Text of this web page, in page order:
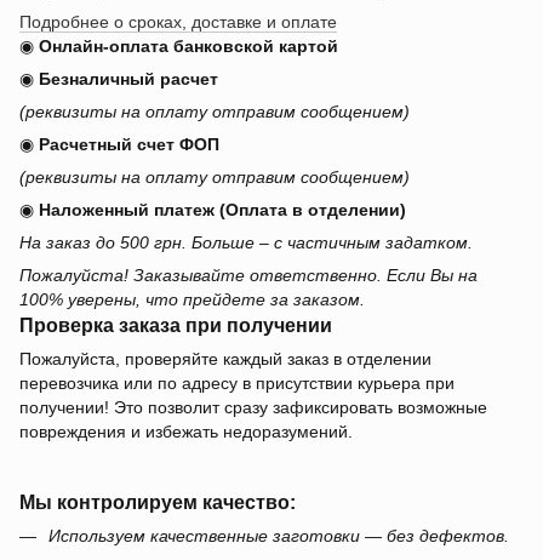
Подробнее о сроках, доставке и оплате
◉ Онлайн-оплата банковской картой
◉ Безналичный расчет
(реквизиты на оплату отправим сообщением)
◉ Расчетный счет ФОП
(реквизиты на оплату отправим сообщением)
◉ Наложенный платеж (Оплата в отделении)
На заказ до 500 грн. Больше – с частичным задатком.
Пожалуйста! Заказывайте ответственно. Если Вы на
100% уверены, что прейдете за заказом.
Проверка заказа при получении
Пожалуйста, проверяйте каждый заказ в отделении
перевозчика или по адресу в присутствии курьера при
получении! Это позволит сразу зафиксировать возможные
повреждения и избежать недоразумений.
Мы контролируем качество:
Используем качественные заготовки — без дефектов.